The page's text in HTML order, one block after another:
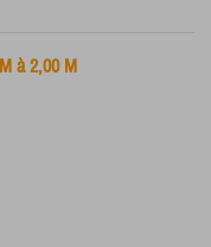
à 2,00 M